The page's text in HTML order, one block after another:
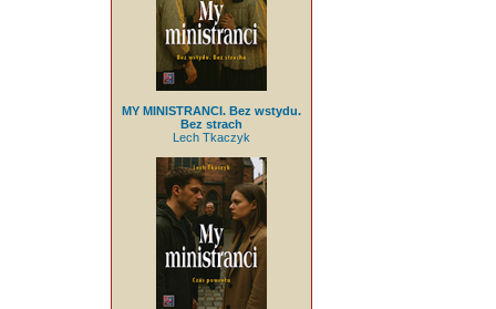
MY MINISTRANCI. Bez wstydu.
Bez strach
Lech Tkaczyk